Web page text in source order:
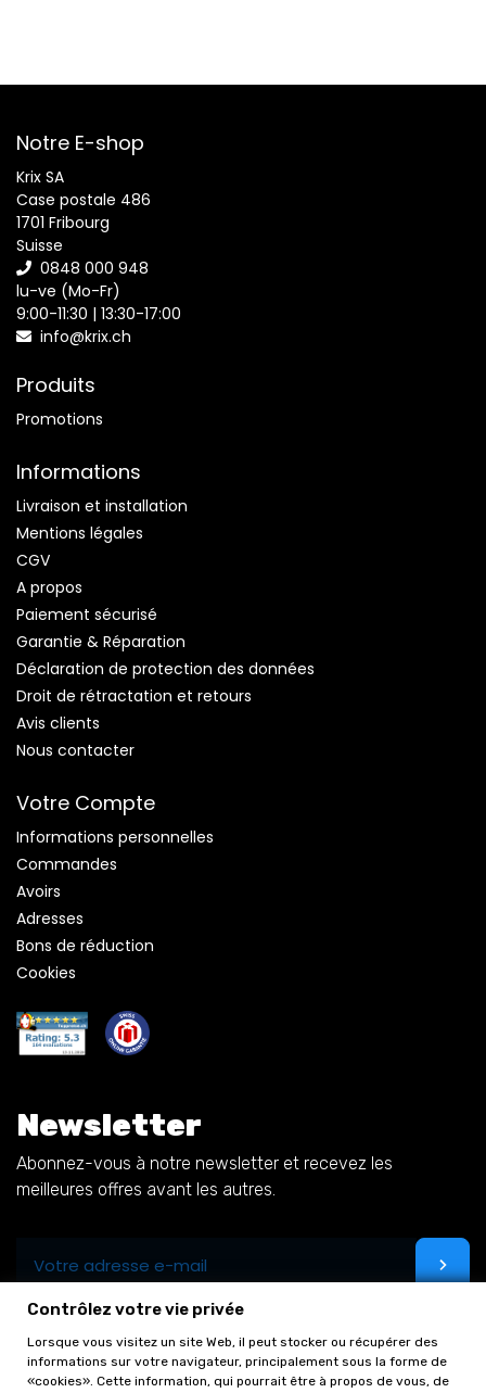
Notre E-shop
Krix SA
Case postale 486
1701 Fribourg
Suisse
0848 000 948
lu-ve (Mo-Fr)
9:00-11:30 | 13:30-17:00
info@krix.ch
Produits
Promotions
Informations
Livraison et installation
Mentions légales
CGV
A propos
Paiement sécurisé
Garantie & Réparation
Déclaration de protection des données
Droit de rétractation et retours
Avis clients
Nous contacter
Votre Compte
Informations personnelles
Commandes
Avoirs
Adresses
Bons de réduction
Cookies
Newsletter
Abonnez-vous à notre newsletter et recevez les
meilleures offres avant les autres.
Contrôlez votre vie privée
Lorsque vous visitez un site Web, il peut stocker ou récupérer des
informations sur votre navigateur, principalement sous la forme de
«cookies». Cette information, qui pourrait être à propos de vous, de